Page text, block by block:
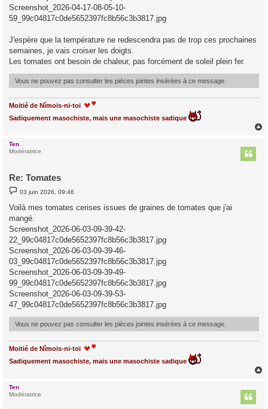
Screenshot_2026-04-17-08-05-10-
59_99c04817c0de5652397fc8b56c3b3817.jpg
J'espère que la température ne redescendra pas de trop ces prochaines
semaines, je vais croiser les doigts.
Les tomates ont besoin de chaleur, pas forcément de soleil plein fer.
Vous ne pouvez pas consulter les pièces jointes insérées à ce message.
Moitié de Nîmois-ni-toi
Sadiquement masochiste, mais une masochiste sadique
Ten
Modératrice
Re: Tomates
M
e
s
s
a
e
03 juin 2026, 09:46
Voilà mes tomates cerises issues de graines de tomates que j'ai
mangé.
Screenshot_2026-06-03-09-39-42-
22_99c04817c0de5652397fc8b56c3b3817.jpg
Screenshot_2026-06-03-09-39-46-
03_99c04817c0de5652397fc8b56c3b3817.jpg
Screenshot_2026-06-03-09-39-49-
99_99c04817c0de5652397fc8b56c3b3817.jpg
Screenshot_2026-06-03-09-39-53-
47_99c04817c0de5652397fc8b56c3b3817.jpg
Vous ne pouvez pas consulter les pièces jointes insérées à ce message.
Moitié de Nîmois-ni-toi
Sadiquement masochiste, mais une masochiste sadique
Ten
Modératrice